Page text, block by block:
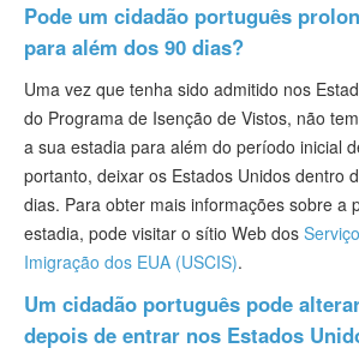
Pode um cidadão português
para além dos 90 dias?
Uma vez que tenha sido admitido nos
do Programa de Isenção de Vistos, não
a sua estadia para além do período inicial
portanto, deixar os Estados Unidos dentro
dias. Para obter mais informações sobre a
estadia, pode visitar o sítio Web dos
Imigração dos EUA (USCIS).
Um cidadão português pode
depois de entrar nos Estados